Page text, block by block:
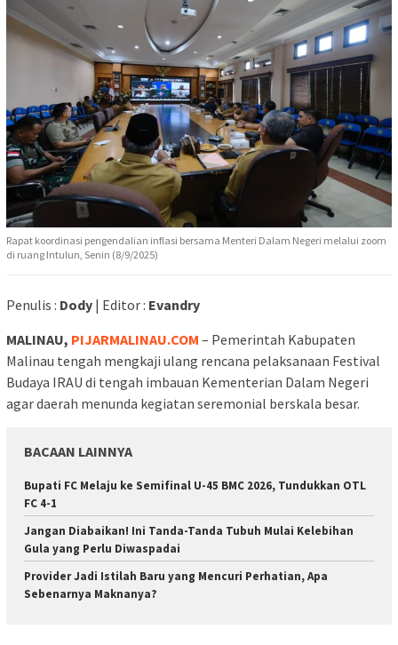
Rapat koordinasi pengendalian inflasi bersama Menteri Dalam Negeri melalui zoom
di ruang Intulun, Senin (8/9/2025)
Penulis : Dody | Editor : Evandry
MALINAU, PIJARMALINAU.COM – Pemerintah Kabupaten
Malinau tengah mengkaji ulang rencana pelaksanaan Festival
Budaya IRAU di tengah imbauan Kementerian Dalam Negeri
agar daerah menunda kegiatan seremonial berskala besar.
BACAAN LAINNYA
Bupati FC Melaju ke Semifinal U-45 BMC 2026, Tundukkan OTL
FC 4-1
Jangan Diabaikan! Ini Tanda-Tanda Tubuh Mulai Kelebihan
Gula yang Perlu Diwaspadai
Provider Jadi Istilah Baru yang Mencuri Perhatian, Apa
Sebenarnya Maknanya?